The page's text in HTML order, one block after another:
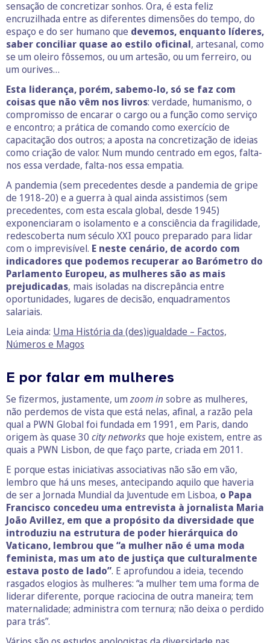
sensação de concretizar sonhos. Ora, é esta feliz
encruzilhada entre as diferentes dimensões do tempo, do
espaço e do ser humano que devemos, enquanto líderes,
saber conciliar quase ao estilo oficinal, artesanal, como
se um oleiro fôssemos, ou um artesão, ou um ferreiro, ou
um ourives…
Esta liderança, porém, sabemo-lo, só se faz com
coisas que não vêm nos livros: verdade, humanismo, o
compromisso de encarar o cargo ou a função como serviço
e encontro; a prática de comando como exercício de
capacitação dos outros; a aposta na concretização de ideias
como criação de valor. Num mundo centrado em egos, falta-
nos essa verdade, falta-nos essa empatia.
A pandemia (sem precedentes desde a pandemia de gripe
de 1918-20) e a guerra à qual ainda assistimos (sem
precedentes, com esta escala global, desde 1945)
exponenciaram o isolamento e a consciência da fragilidade,
redescoberta num século XXI pouco preparado para lidar
com o imprevisível. E neste cenário, de acordo com
indicadores que podemos recuperar ao Barómetro do
Parlamento Europeu, as mulheres são as mais
prejudicadas, mais isoladas na discrepância entre
oportunidades, lugares de decisão, enquadramentos
salariais.
Leia ainda: Uma História da (des)igualdade – Factos,
Números e Magos
E por falar em mulheres
Se fizermos, justamente, umzoom in sobre as mulheres,
não perdemos de vista que está nelas, afinal, a razão pela
qual a PWN Global foi fundada em 1991, em Paris, dando
origem às quase 30 city networksque hoje existem, entre as
quais a PWN Lisbon, de que faço parte, criada em 2011.
E porque estas iniciativas associativas não são em vão,
lembro que há uns meses, antecipando aquilo que haveria
de ser a Jornada Mundial da Juventude em Lisboa, o Papa
Francisco concedeu uma entrevista à jornalista Maria
João Avillez, em que a propósito da diversidade que
introduziu na estrutura de poder hierárquica do
Vaticano, lembrou que “a mulher não é uma moda
feminista, mas um ato de justiça que culturalmente
estava posto de lado”. E aprofundou a ideia, tecendo
rasgados elogios às mulheres: “a mulher tem uma forma de
liderar diferente, porque raciocina de outra maneira; tem
maternalidade; administra com ternura; não deixa o perdido
para trás”.